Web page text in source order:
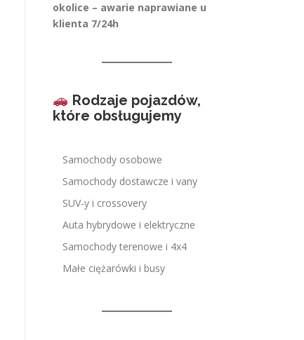
okolice – awarie naprawiane u
klienta 7/24h
Rodzaje pojazdów,
które obsługujemy
Samochody osobowe
Samochody dostawcze i vany
SUV-y i crossovery
Auta hybrydowe i elektryczne
Samochody terenowe i 4x4
Małe ciężarówki i busy